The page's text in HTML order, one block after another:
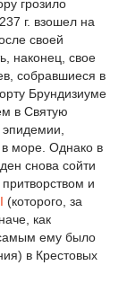
грозило
г. взошел на
своей
наконец, свое
собравшиеся в
Брундизиуме
в Святую
море. Однако в
снова сойти
и
(которого, за
как
ему было
в Крестовых